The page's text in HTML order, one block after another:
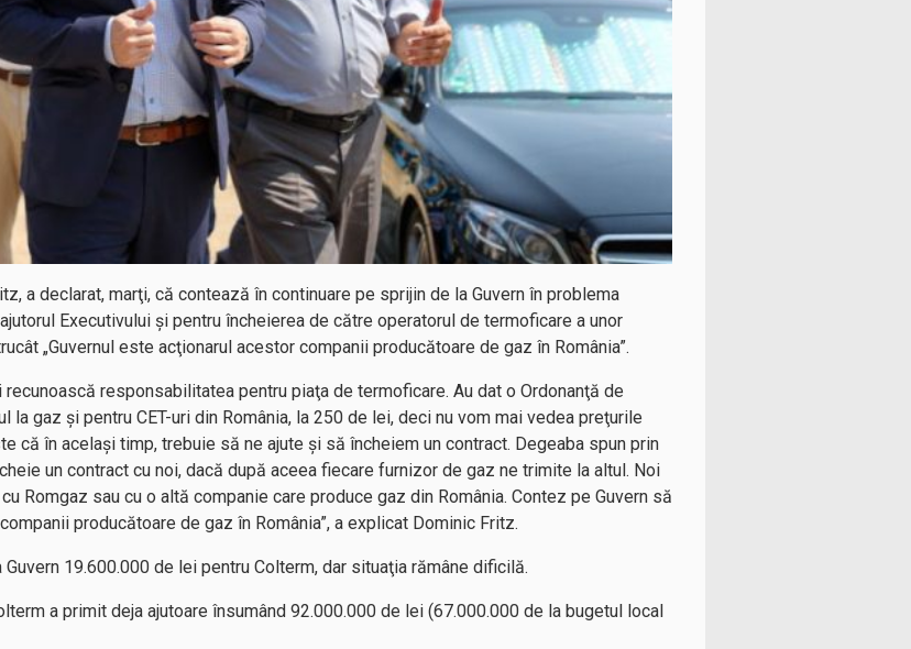
a declarat, marţi, că contează în continuare pe sprijin de la Guvern în problema
Executivului şi pentru încheierea de către operatorul de termoficare a unor
„Guvernul este acţionarul acestor companii producătoare de gaz în România”.
responsabilitatea pentru piaţa de termoficare. Au dat o Ordonanţă de
la gaz şi pentru CET-uri din România, la 250 de lei, deci nu vom mai vedea preţurile
că în acelaşi timp, trebuie să ne ajute şi să încheiem un contract. Degeaba spun prin
un contract cu noi, dacă după aceea fiecare furnizor de gaz ne trimite la altul. Noi
Romgaz sau cu o altă companie care produce gaz din România. Contez pe Guvern să
producătoare de gaz în România”, a explicat Dominic Fritz.
19.600.000 de lei pentru Colterm, dar situaţia rămâne dificilă.
a primit deja ajutoare însumând 92.000.000 de lei (67.000.000 de la bugetul local